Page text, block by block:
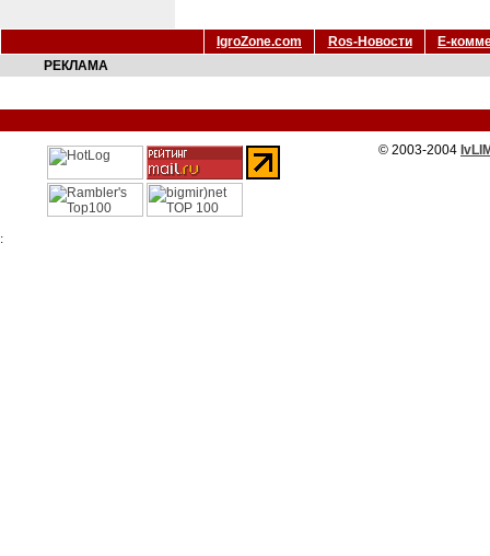
IgroZone.com Ros-Новости
Е-
РЕКЛАМА
© 2003-2004
: